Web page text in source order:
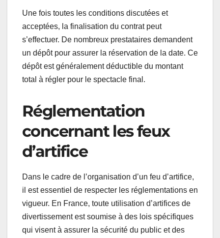
Une fois toutes les conditions discutées et
acceptées, la finalisation du contrat peut
s’effectuer. De nombreux prestataires demandent
un dépôt pour assurer la réservation de la date. Ce
dépôt est généralement déductible du montant
total à régler pour le spectacle final.
Réglementation
concernant les feux
d’artifice
Dans le cadre de l’organisation d’un feu d’artifice,
il est essentiel de respecter les réglementations en
vigueur. En France, toute utilisation d’artifices de
divertissement est soumise à des lois spécifiques
qui visent à assurer la sécurité du public et des